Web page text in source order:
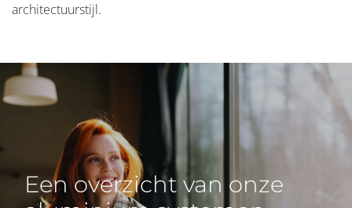
architectuurstijl.
Een overzicht van onze